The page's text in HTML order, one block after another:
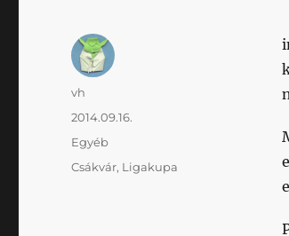
Szerző
vh
Közzétéve
2014.09.16.
Kategória
Egyéb
Címke
Csákvár, Ligakupa